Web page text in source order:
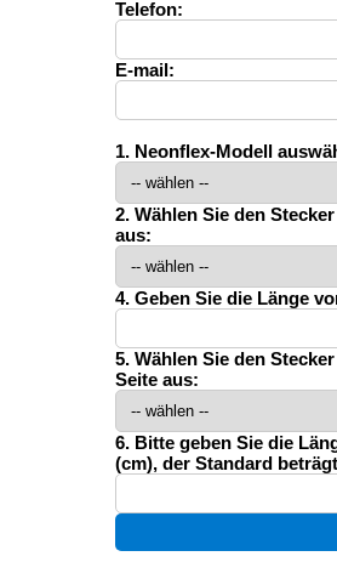
Telefon:
E-mail:
1. Neonflex-Modell
2. Wählen Sie den
aus:
4. Geben Sie die Länge
5. Wählen Sie den
Seite aus:
6. Bitte geben Sie die
(cm), der Standard